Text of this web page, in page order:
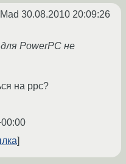
30.08.2010 20:09:26
PowerPC не
на ppc?